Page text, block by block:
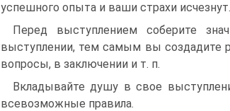
успешного опыта и ваши страхи
Перед выступлением соберите
выступлении, тем самым вы создадите
вопросы, в заключении и т. п.
Вкладывайте душу в свое
всевозможные правила.